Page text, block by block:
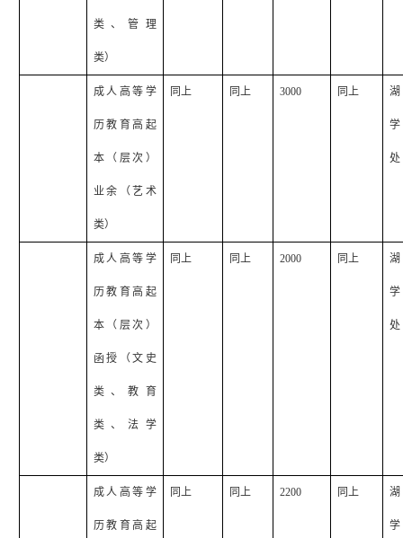
类、管理
类）
成人高等学
历教育高起
本（层次）
业余（艺术
类）
同上 同上 3000 同上
处
成人高等学
历教育高起
本（层次）
函授（文史
类、教育
类、法学
类）
同上 同上 2000 同上
处
成人高等学
历教育高起
同上 同上 2200 同上